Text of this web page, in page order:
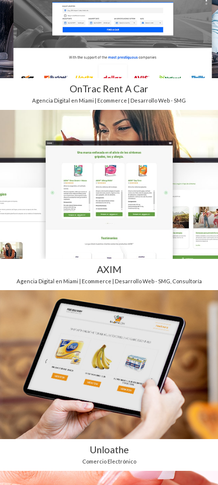
OnTrac Rent A Car
Agencia Digital en Miami | Ecommerce | Desarrollo Web - SMG
AXIM
Agencia Digital en Miami | Ecommerce | Desarrollo Web - SMG Consultoría
Unloathe
Comercio Electrónico